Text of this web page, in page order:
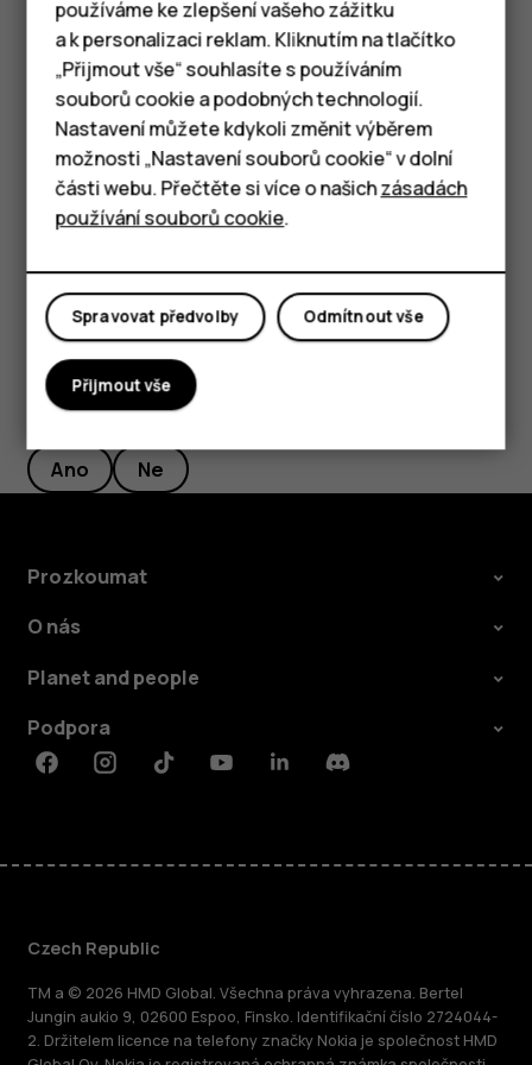
Chytré telefony
Tlačítkové telefony
Tablety
vyberte požadovanou dobu.
Vypnutí budíku
Když budík zvoní, přetáhněte ho doprava.
Odstranění budíku
Klepněte naHodiny>access_alarmBUDÍK. Vyberte budík a klepněte
Pomohlo vám to?
Ano Ne
Prozkoumat
O nás
Planet and people
Podpora
FacebookInstagramTiktokYoutubeLinkedinDiscord
Czech Republic
TM a © 2026 HMD Global. Všechna práva vyhrazena. Bertel
Jungin aukio 9, 02600 Espoo, Finsko. Identifikační číslo 2724044-
2. Držitelem licence na telefony značky Nokia je společnost HMD
používáme ke zlepšení vašeho zážitku
a k personalizaci reklam. Kliknutím na tlačítko
„Přijmout vše“ souhlasíte s používáním
souborů cookie a podobných technologií.
Nastavení můžete kdykoli změnit výběrem
možnosti „Nastavení souborů cookie“ v dolní
části webu. Přečtěte si více o našichzásadách
používání souborů cookie.
Odmítnout vše
Spravovat předvolby
Přijmout vše